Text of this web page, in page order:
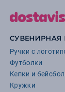
СУВЕНИРНАЯ
Ручки с
Футболки
Кепки и
Кружки